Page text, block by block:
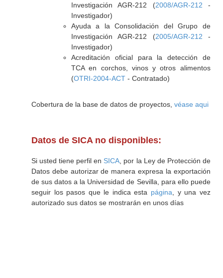
Investigación AGR-212 (2008/AGR-212 -
Investigador)
Ayuda a la Consolidación del Grupo de
Investigación AGR-212 (2005/AGR-212 -
Investigador)
Acreditación oficial para la detección de
TCA en corchos, vinos y otros alimentos
(OTRI-2004-ACT- Contratado)
Cobertura de la base de datos de proyectos, véase aqui
Datos de SICA no disponibles:
Si usted tiene perfil en SICA , por la Ley de Protección de
Datos debe autorizar de manera expresa la exportación
de sus datos a la Universidad de Sevilla, para ello puede
seguir los pasos que le indica esta página , y una vez
autorizado sus datos se mostrarán en unos días